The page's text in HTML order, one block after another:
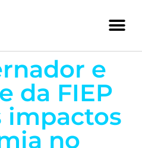
e
da FIEP
impactos
no